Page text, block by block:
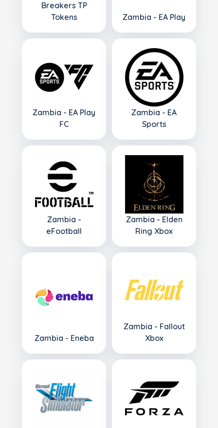
Breakers TP
Tokens
Zambia - EA Play
Zambia - EA Play
FC
Zambia - EA
Sports
Zambia -
eFootball
Zambia - Elden
Ring Xbox
Zambia - Eneba
Zambia - Fallout
Xbox